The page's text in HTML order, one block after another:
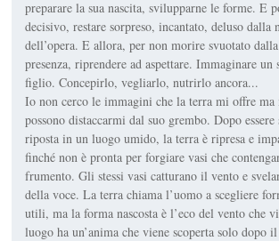
preparare la sua nascita, svilupparne le forme. E
decisivo, restare sorpreso, incantato, deluso dalla
dell’opera. E allora, per non morire svuotato
presenza, riprendere ad aspettare. Immaginare un
figlio. Concepirlo, vegliarlo, nutrirlo ancora...
Io non cerco le immagini che la terra mi offre ma
possono distaccarmi dal suo grembo. Dopo essere
riposta in un luogo umido, la terra è ripresa e
finché non è pronta per forgiare vasi che
frumento. Gli stessi vasi catturano il vento e
della voce. La terra chiama l’uomo a scegliere
utili, ma la forma nascosta è l’eco del vento che
luogo ha un’anima che viene scoperta solo dopo